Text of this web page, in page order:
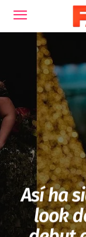
Así ha
look